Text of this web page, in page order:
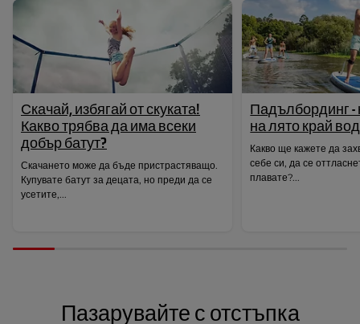
Скачай, избягай от скуката!
Какво трябва да има всеки
добър батут?
Скачането може да бъде пристрастяващо.
Купувате батут за децата, но преди да се
усетите,...
Падълбординг -
на лято край
Какво ще кажете да
себе си, да се
плавате?...
Пазарувайте с отстъпка